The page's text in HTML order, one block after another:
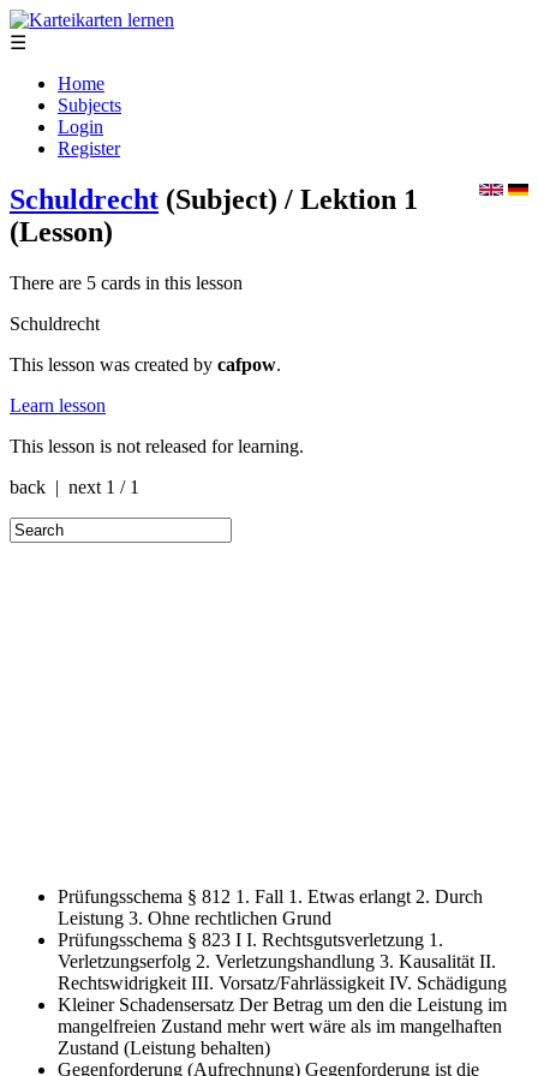
☰
Home
Subjects
Login
Register
Schuldrecht (Subject) / Lektion 1
(Lesson)
There are 5 cards in this lesson
Schuldrecht
This lesson was created by cafpow.
Learn lesson
This lesson is not released for learning.
back | next 1 / 1
Prüfungsschema § 812 1. Fall 1. Etwas erlangt 2. Durch
Leistung 3. Ohne rechtlichen Grund
Prüfungsschema § 823 I I. Rechtsgutsverletzung 1.
Verletzungserfolg 2. Verletzungshandlung 3. Kausalität II.
Rechtswidrigkeit III. Vorsatz/Fahrlässigkeit IV. Schädigung
Kleiner Schadensersatz Der Betrag um den die Leistung im
mangelfreien Zustand mehr wert wäre als im mangelhaften
Zustand (Leistung behalten)
Gegenforderung (Aufrechnung) Gegenforderung ist die